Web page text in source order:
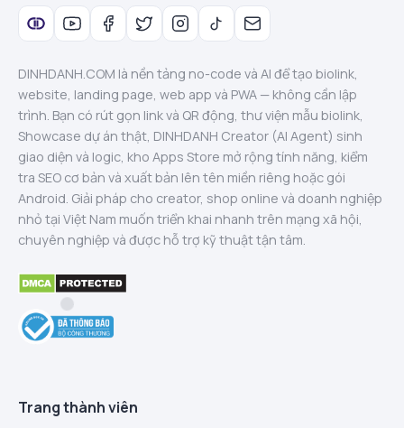
DINHDANH.COM là nền tảng no-code và AI để tạo biolink,
website, landing page, web app và PWA — không cần lập
trình. Bạn có rút gọn link và QR động, thư viện mẫu biolink,
Showcase dự án thật, DINHDANH Creator (AI Agent) sinh
giao diện và logic, kho Apps Store mở rộng tính năng, kiểm
tra SEO cơ bản và xuất bản lên tên miền riêng hoặc gói
Android. Giải pháp cho creator, shop online và doanh nghiệp
nhỏ tại Việt Nam muốn triển khai nhanh trên mạng xã hội,
chuyên nghiệp và được hỗ trợ kỹ thuật tận tâm.
Trang thành viên